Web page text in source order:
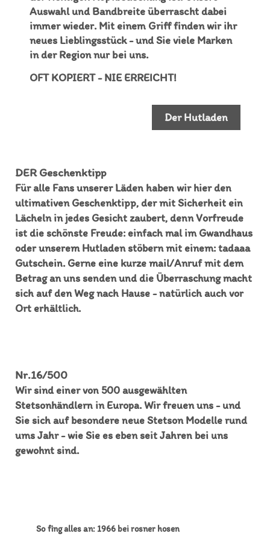
Auswahl und Bandbreite überrascht dabei
immer wieder. Mit einem Griff finden wir ihr
neues Lieblingsstück - und Sie viele Marken
in der Region nur bei uns.
OFT KOPIERT - NIE ERREICHT!
Der Hutladen
DER Geschenktipp
Für alle Fans unserer Läden haben wir hier den
ultimativen Geschenktipp, der mit Sicherheit ein
Lächeln in jedes Gesicht zaubert, denn Vorfreude
ist die schönste Freude: einfach mal im Gwandhaus
oder unserem Hutladen stöbern mit einem: tadaaa
Gutschein. Gerne eine kurze mail/Anruf mit dem
Betrag an uns senden und die Überraschung macht
sich auf den Weg nach Hause - natürlich auch vor
Ort erhältlich.
Nr.16/500
Wir sind einer von 500 ausgewählten
Stetsonhändlern in Europa. Wir freuen uns - und
Sie sich auf besondere neue Stetson Modelle rund
ums Jahr - wie Sie es eben seit Jahren bei uns
gewohnt sind.
So fing alles an: 1966 bei rosner hosen